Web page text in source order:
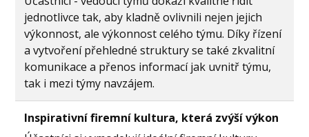
jednotlivce tak, aby kladně ovlivnili nejen jejich
výkonnost, ale výkonnost celého týmu. Díky řízení
a vytvoření přehledné struktury se také zkvalitní
komunikace a přenos informací jak uvnitř týmu,
tak i mezi týmy navzájem.
Inspirativní firemní kultura, která zvýší výkon